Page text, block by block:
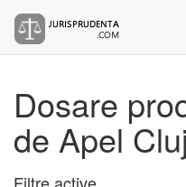
Dosare
de Apel